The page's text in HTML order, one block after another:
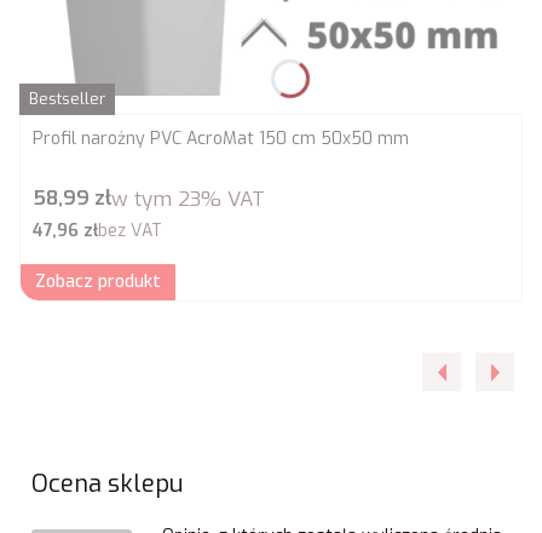
Bestseller
Profil narożny PVC AcroMat 150 cm 50x50 mm
Cena brutto
58,99 złw tym 23% VAT
Cena netto
47,96 złbez VAT
Zobacz produkt
Ocena sklepu